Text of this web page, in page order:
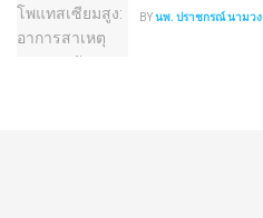
BYนพ. ปราชกรณ์ นามว